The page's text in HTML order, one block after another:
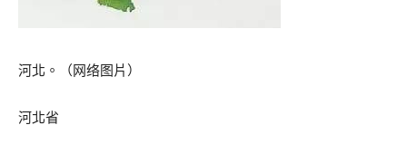
河北。（网络图片）
河北省